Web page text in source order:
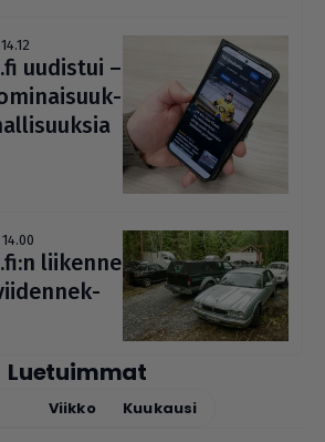
uudistui –
liikenne
Luetuimmat
Viikko Kuukausi